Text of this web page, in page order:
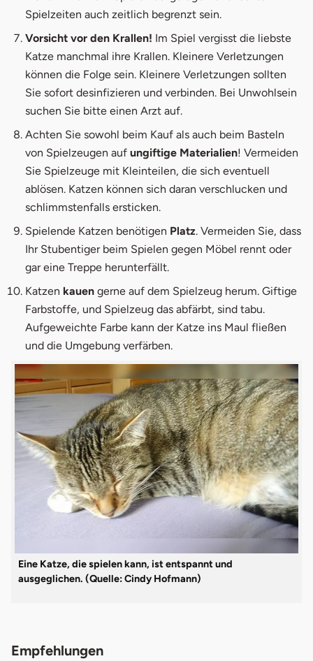
Spielzeiten auch zeitlich begrenzt sein.
Vorsicht vor den Krallen! Im Spiel vergisst die liebste
Katze manchmal ihre Krallen. Kleinere Verletzungen
können die Folge sein. Kleinere Verletzungen sollten
Sie sofort desinfizieren und verbinden. Bei Unwohlsein
suchen Sie bitte einen Arzt auf.
Achten Sie sowohl beim Kauf als auch beim Basteln
von Spielzeugen auf ungiftige Materialien! Vermeiden
Sie Spielzeuge mit Kleinteilen, die sich eventuell
ablösen. Katzen können sich daran verschlucken und
schlimmstenfalls ersticken.
Spielende Katzen benötigen Platz. Vermeiden Sie, dass
Ihr Stubentiger beim Spielen gegen Möbel rennt oder
gar eine Treppe herunterfällt.
Katzen kauen gerne auf dem Spielzeug herum. Giftige
Farbstoffe, und Spielzeug das abfärbt, sind tabu.
Aufgeweichte Farbe kann der Katze ins Maul fließen
und die Umgebung verfärben.
Eine Katze, die spielen kann, ist entspannt und
ausgeglichen. (Quelle: Cindy Hofmann)
Empfehlungen